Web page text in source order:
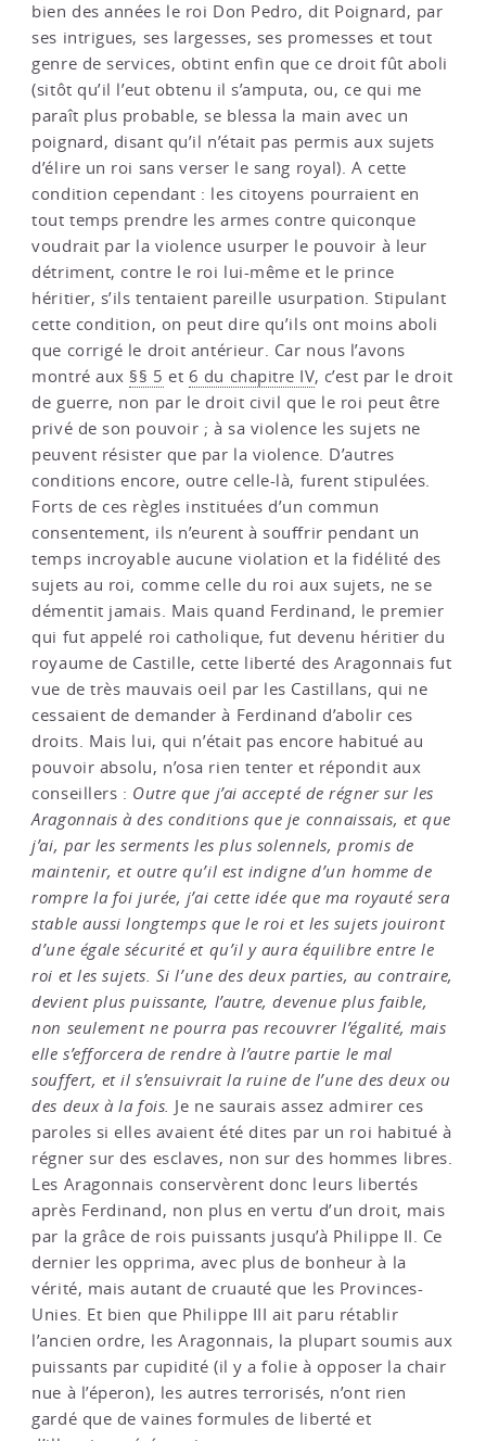
bien des années le roi Don Pedro, dit Poignard, par
ses intrigues, ses largesses, ses promesses et tout
genre de services, obtint enfin que ce droit fût aboli
(sitôt qu’il l’eut obtenu il s’amputa, ou, ce qui me
paraît plus probable, se blessa la main avec un
poignard, disant qu’il n’était pas permis aux sujets
d’élire un roi sans verser le sang royal). A cette
condition cependant : les citoyens pourraient en
tout temps prendre les armes contre quiconque
voudrait par la violence usurper le pouvoir à leur
détriment, contre le roi lui-même et le prince
héritier, s’ils tentaient pareille usurpation. Stipulant
cette condition, on peut dire qu’ils ont moins aboli
que corrigé le droit antérieur. Car nous l’avons
montré aux §§ 5 et 6 du chapitre IV, c’est par le droit
de guerre, non par le droit civil que le roi peut être
privé de son pouvoir ; à sa violence les sujets ne
peuvent résister que par la violence. D’autres
conditions encore, outre celle-là, furent stipulées.
Forts de ces règles instituées d’un commun
consentement, ils n’eurent à souffrir pendant un
temps incroyable aucune violation et la fidélité des
sujets au roi, comme celle du roi aux sujets, ne se
démentit jamais. Mais quand Ferdinand, le premier
qui fut appelé roi catholique, fut devenu héritier du
royaume de Castille, cette liberté des Aragonnais fut
vue de très mauvais oeil par les Castillans, qui ne
cessaient de demander à Ferdinand d’abolir ces
droits. Mais lui, qui n’était pas encore habitué au
pouvoir absolu, n’osa rien tenter et répondit aux
conseillers : Outre que j’ai accepté de régner sur les
Aragonnais à des conditions que je connaissais, et que
j’ai, par les serments les plus solennels, promis de
maintenir, et outre qu’il est indigne d’un homme de
rompre la foi jurée, j’ai cette idée que ma royauté sera
stable aussi longtemps que le roi et les sujets jouiront
d’une égale sécurité et qu’il y aura équilibre entre le
roi et les sujets. Si l’une des deux parties, au contraire,
devient plus puissante, l’autre, devenue plus faible,
non seulement ne pourra pas recouvrer l’égalité, mais
elle s’efforcera de rendre à l’autre partie le mal
souffert, et il s’ensuivrait la ruine de l’une des deux ou
des deux à la fois. Je ne saurais assez admirer ces
paroles si elles avaient été dites par un roi habitué à
régner sur des esclaves, non sur des hommes libres.
Les Aragonnais conservèrent donc leurs libertés
après Ferdinand, non plus en vertu d’un droit, mais
par la grâce de rois puissants jusqu’à Philippe II. Ce
dernier les opprima, avec plus de bonheur à la
vérité, mais autant de cruauté que les Provinces-
Unies. Et bien que Philippe III ait paru rétablir
l’ancien ordre, les Aragonnais, la plupart soumis aux
puissants par cupidité (il y a folie à opposer la chair
nue à l’éperon), les autres terrorisés, n’ont rien
gardé que de vaines formules de liberté et